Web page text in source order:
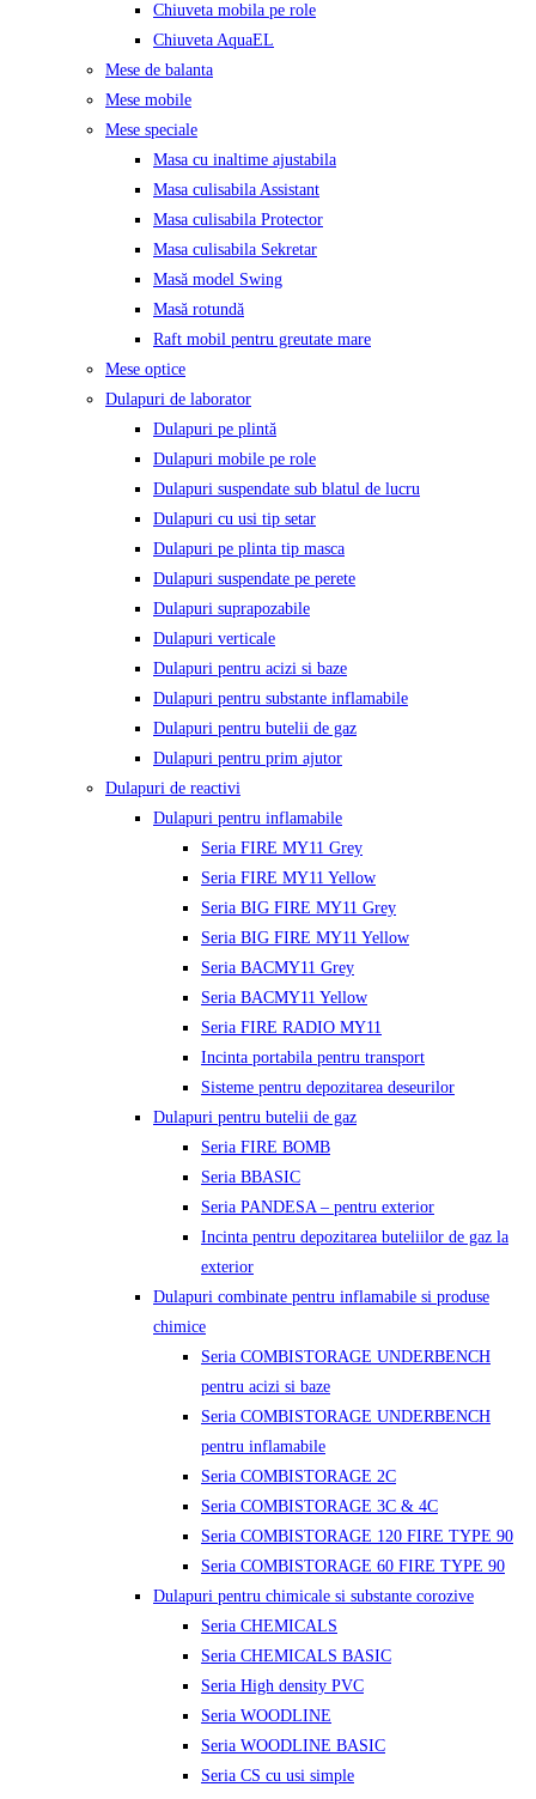
Chiuveta mobila pe role
Chiuveta AquaEL
Mese de balanta
Mese mobile
Mese speciale
Masa cu inaltime ajustabila
Masa culisabila Assistant
Masa culisabila Protector
Masa culisabila Sekretar
Masă model Swing
Masă rotundă
Raft mobil pentru greutate mare
Mese optice
Dulapuri de laborator
Dulapuri pe plintă
Dulapuri mobile pe role
Dulapuri suspendate sub blatul de lucru
Dulapuri cu usi tip setar
Dulapuri pe plinta tip masca
Dulapuri suspendate pe perete
Dulapuri suprapozabile
Dulapuri verticale
Dulapuri pentru acizi si baze
Dulapuri pentru substante inflamabile
Dulapuri pentru butelii de gaz
Dulapuri pentru prim ajutor
Dulapuri de reactivi
Dulapuri pentru inflamabile
Seria FIRE MY11 Grey
Seria FIRE MY11 Yellow
Seria BIG FIRE MY11 Grey
Seria BIG FIRE MY11 Yellow
Seria BACMY11 Grey
Seria BACMY11 Yellow
Seria FIRE RADIO MY11
Incinta portabila pentru transport
Sisteme pentru depozitarea deseurilor
Dulapuri pentru butelii de gaz
Seria FIRE BOMB
Seria BBASIC
Seria PANDESA – pentru exterior
Incinta pentru depozitarea buteliilor de gaz la
exterior
Dulapuri combinate pentru inflamabile si produse
chimice
Seria COMBISTORAGE UNDERBENCH
pentru acizi si baze
Seria COMBISTORAGE UNDERBENCH
pentru inflamabile
Seria COMBISTORAGE 2C
Seria COMBISTORAGE 3C & 4C
Seria COMBISTORAGE 120 FIRE TYPE 90
Seria COMBISTORAGE 60 FIRE TYPE 90
Dulapuri pentru chimicale si substante corozive
Seria CHEMICALS
Seria CHEMICALS BASIC
Seria High density PVC
Seria WOODLINE
Seria WOODLINE BASIC
Seria CS cu usi simple